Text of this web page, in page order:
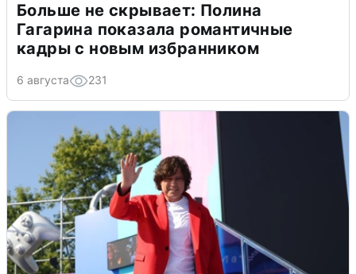
Больше не скрывает: Полина
Гагарина показала романтичные
кадры с новым избранником
6 августа 231